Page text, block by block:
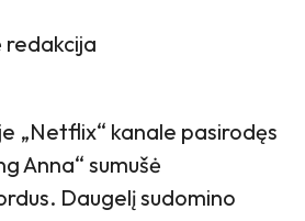
redakcija
„Netflix“ kanale pasirodęs
Anna“ sumušė
Daugelį sudomino